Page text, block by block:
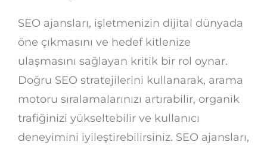
SEO ajansları, işletmenizin dijital dünyada
öne çıkmasını ve hedef kitlenize
ulaşmasını sağlayan kritik bir rol oynar.
Doğru SEO stratejilerini kullanarak, arama
motoru sıralamalarınızı artırabilir, organik
trafiğinizi yükseltebilir ve kullanıcı
deneyimini iyileştirebilirsiniz. SEO ajansları,